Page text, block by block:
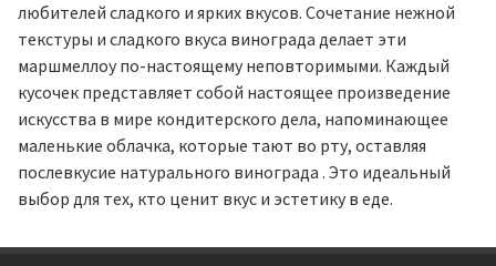
любителей сладкого и ярких вкусов. Сочетание нежной
текстуры и сладкого вкуса винограда делает эти
маршмеллоу по-настоящему неповторимыми. Каждый
кусочек представляет собой настоящее произведение
искусства в мире кондитерского дела, напоминающее
маленькие облачка, которые тают во рту, оставляя
послевкусие натурального винограда . Это идеальный
выбор для тех, кто ценит вкус и эстетику в еде.